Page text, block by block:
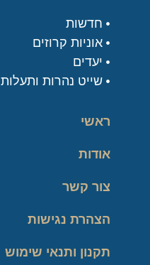
ראשי
אודות
צור קשר
הצהרת נגישות
תקנון ותנאי שימוש
חדשות
אוניות קרוזים
יעדים
שייט נהרות ותעלות